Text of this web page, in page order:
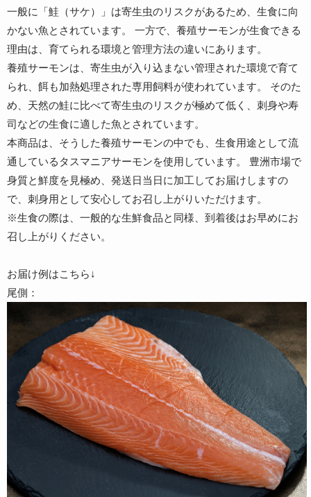
一般に「鮭（サケ）」は寄生虫のリスクがあるため、生食に向
かない魚とされています。 一方で、養殖サーモンが生食できる
理由は、育てられる環境と管理方法の違いにあります。
養殖サーモンは、寄生虫が入り込まない管理された環境で育て
られ、餌も加熱処理された専用飼料が使われています。 そのた
め、天然の鮭に比べて寄生虫のリスクが極めて低く、刺身や寿
司などの生食に適した魚とされています。
本商品は、そうした養殖サーモンの中でも、生食用途として流
通しているタスマニアサーモンを使用しています。 豊洲市場で
身質と鮮度を見極め、発送日当日に加工してお届けしますの
で、刺身用として安心してお召し上がりいただけます。
※生食の際は、一般的な生鮮食品と同様、到着後はお早めにお
召し上がりください。
お届け例はこちら↓
尾側：